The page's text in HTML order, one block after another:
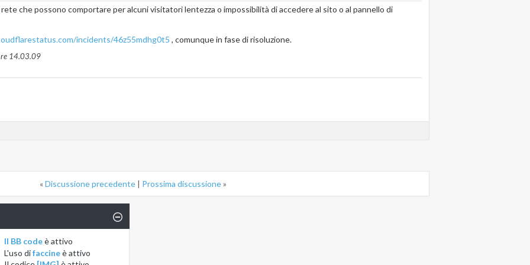
che possono comportare per alcuni visitatori lentezza o impossibilità di accedere al sito o al pannello di
incidents/46z55mdhg0t5 , comunque in fase di risoluzione.
14.03.09
«Discussione precedente | Prossima discussione»
Il BB codeèattivo
L'uso difaccineèattivo